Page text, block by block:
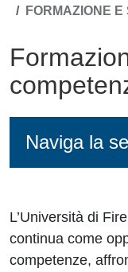
FORMAZIONE
L’Università di
continua come
competenze,
Naviga la